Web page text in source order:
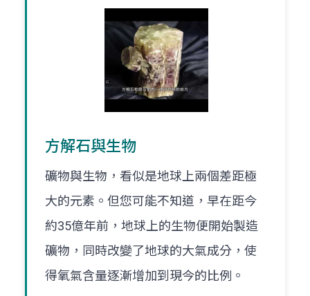
方解石與生物
礦物與生物，看似是地球上兩個差距極
大的元素。但您可能不知道，早在距今
約35億年前，地球上的生物便開始製造
礦物，同時改變了地球的大氣成分，使
得氧氣含量逐漸增加到現今的比例。